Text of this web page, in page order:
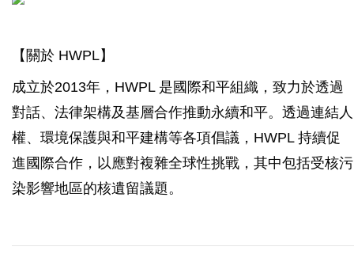
【關於 HWPL】
成立於2013年，HWPL 是國際和平組織，致力於透過
對話、法律架構及基層合作推動永續和平。透過連結人
權、環境保護與和平建構等各項倡議，HWPL 持續促
進國際合作，以應對複雜全球性挑戰，其中包括受核污
染影響地區的核遺留議題。